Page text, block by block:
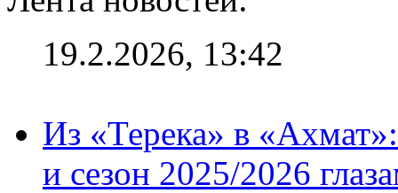
19.2.2026, 13:42
Из «Терека» в
и сезон 2025/2026